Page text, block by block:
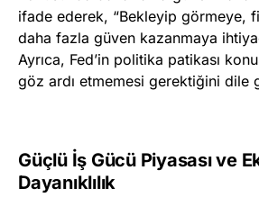
ifade ederek, “Bekleyip görmeye,
daha fazla güven kazanmaya
Ayrıca, Fed’in politika patikası
göz ardı etmemesi gerektiğini dile
Güçlü İş Gücü Piyasası ve
Dayanıklılık